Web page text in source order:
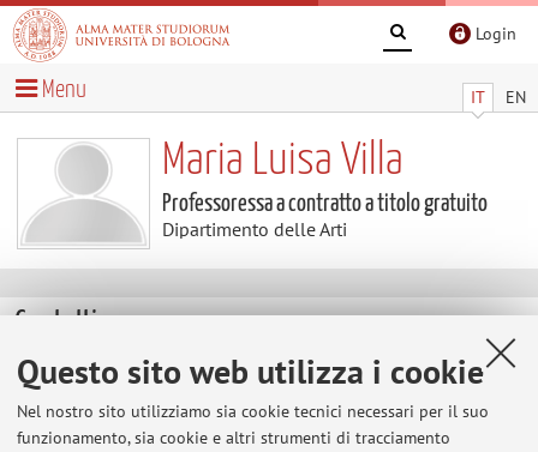
Questo sito web utilizza i cookie
Nel nostro sito utilizziamo sia cookie tecnici necessari per il suo
funzionamento, sia cookie e altri strumenti di tracciamento
Login
IT EN
Menu
Maria Luisa Villa
Professoressa a contratto a titolo gratuito
Dipartimento delle Arti
Contatti
E-mail: marialuisa.villa3@unibo.it